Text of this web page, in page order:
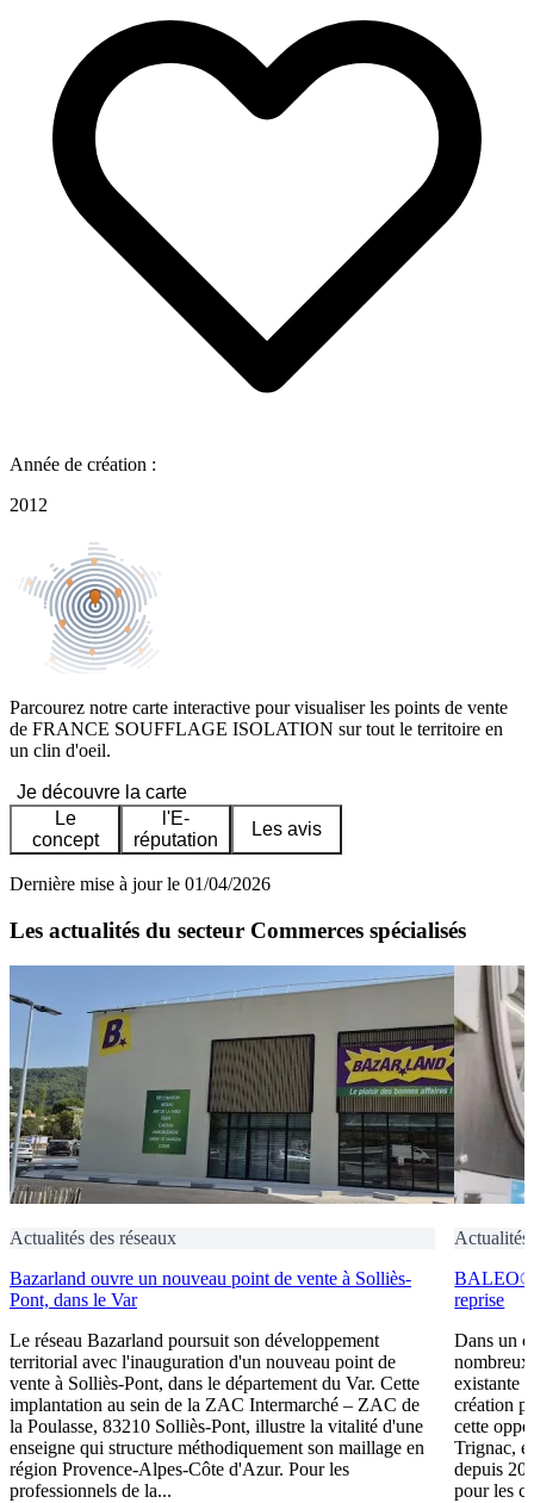
Année de création :
2012
Parcourez notre carte interactive pour visualiser les points de vente
de FRANCE SOUFFLAGE ISOLATION sur tout le territoire en
un clin d'oeil.
Je découvre la carte
Le
concept
l'E-
réputation
Les avis
Dernière mise à jour le 01/04/2026
Les actualités du secteur Commerces spécialisés
Actualités des réseaux
Bazarland ouvre un nouveau point de vente à Solliès-
Pont, dans le Var
Le réseau Bazarland poursuit son développement
territorial avec l'inauguration d'un nouveau point de
vente à Solliès-Pont, dans le département du Var. Cette
implantation au sein de la ZAC Intermarché – ZAC de
la Poulasse, 83210 Solliès-Pont, illustre la vitalité d'une
enseigne qui structure méthodiquement son maillage en
région Provence-Alpes-Côte d'Azur. Pour les
professionnels de la...
Actualités
BALEO®
reprise
Dans un
nombreux
existante
création
cette
Trignac,
depuis
pour les